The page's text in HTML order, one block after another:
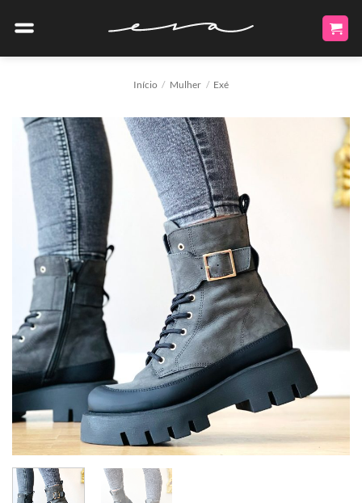
Início / Mulher / Exé